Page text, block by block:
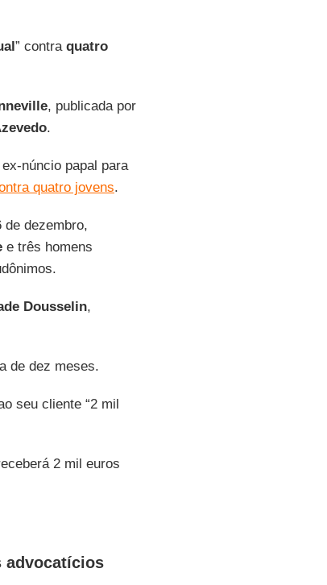
” contra quatro
, publicada por
.
núncio papal para
quatro jovens.
de dezembro,
e três homens
Dousselin,
de dez meses.
seu cliente “2 mil
2 mil euros
advocatícios